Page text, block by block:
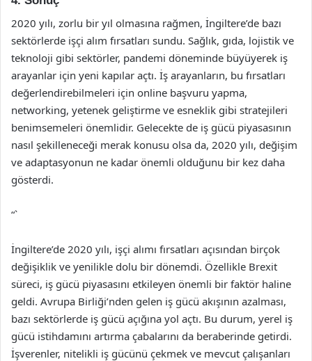
2020 yılı, zorlu bir yıl olmasına rağmen, İngiltere’de bazı
sektörlerde işçi alım fırsatları sundu. Sağlık, gıda, lojistik ve
teknoloji gibi sektörler, pandemi döneminde büyüyerek iş
arayanlar için yeni kapılar açtı. İş arayanların, bu fırsatları
değerlendirebilmeleri için online başvuru yapma,
networking, yetenek geliştirme ve esneklik gibi stratejileri
benimsemeleri önemlidir. Gelecekte de iş gücü piyasasının
nasıl şekilleneceği merak konusu olsa da, 2020 yılı, değişim
ve adaptasyonun ne kadar önemli olduğunu bir kez daha
gösterdi.
“`
İngiltere’de 2020 yılı, işçi alımı fırsatları açısından birçok
değişiklik ve yenilikle dolu bir dönemdi. Özellikle Brexit
süreci, iş gücü piyasasını etkileyen önemli bir faktör haline
geldi. Avrupa Birliği’nden gelen iş gücü akışının azalması,
bazı sektörlerde iş gücü açığına yol açtı. Bu durum, yerel iş
gücü istihdamını artırma çabalarını da beraberinde getirdi.
İşverenler, nitelikli iş gücünü çekmek ve mevcut çalışanları